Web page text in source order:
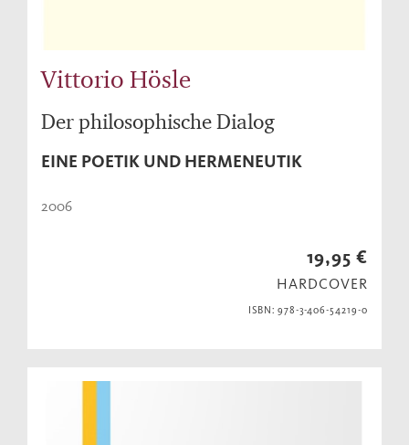
Vittorio Hösle
Der philosophische Dialog
EINE POETIK UND HERMENEUTIK
2006
19,95 €
HARDCOVER
ISBN: 978-3-406-54219-0